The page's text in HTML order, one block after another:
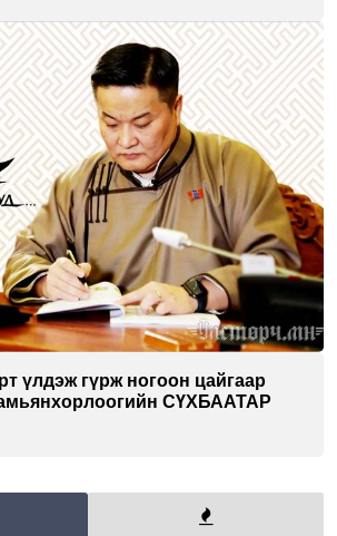
үлдэж гүрж ногоон цайгаар
СҮХБААТАР